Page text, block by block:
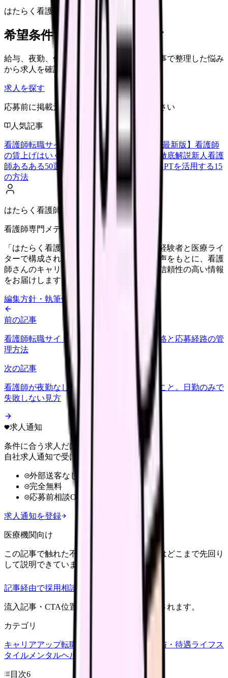
はたらく看護師さん 求人
希望条件で看護師求人を探す
給与、夜勤、休み、ブランクなど、この記事で整理した悩み
から求人を確認できます。
求人を探す
応募前に掲載元の最新情報を確認してください
人気記事
看護師転職サイトランキングTOP5【2026年最新版】 看護師
の賃上げはいくら？2026年度の最新情報を徹底解説新人看護
師あるある50選【共感必至】
看護師がChatGPTを活用する15
の方法
はたらく看護師さん編集部
看護師専門メディア
「はたらく看護師さん」編集部は、看護師経験者と医療ライ
ターで構成されています。現場のリアルな声をもとに、看護
師さんのキャリア・転職・働き方に関する信頼性の高い情報
をお届けします。
編集方針・執筆体制・監修体制を見る
前の記事
看護師転職サイトは複数登録していい？連絡と応募経路の管
理方法
次の記事
看護師が夜勤なし求人を探す前に確認すること。日勤のみで
失敗しない見方
求人通知
条件に合う求人だけ
自社求人通知で受け取る
外部送客なし
完全無料
応募前相談OK
求人通知を登録
医療機関向け
この記事で触れた不安を、自院の求人票ではどこまで先回り
して説明できていますか？
記事経由で採用相談
流入記事・CTA位置つきで管理画面に記録されます。
カテゴリ
キャリアアップ転職ガイド 給与・待遇ライフス
タイル メンタルヘルス
目次6